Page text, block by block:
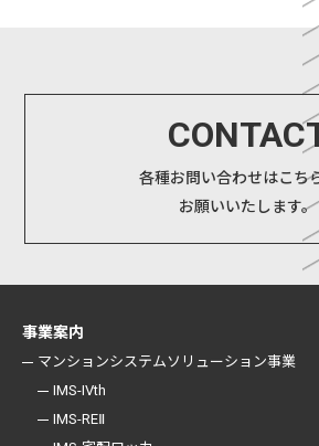
各種お問い合わせはこち
お願いいたします。
事業案内
マンションシステムソリューション事業
IMS-IVth
IMS-REⅡ